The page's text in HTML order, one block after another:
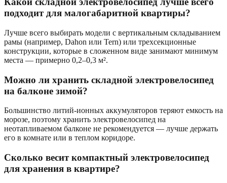
подходит для малогабаритной квартиры?
Лучше всего выбирать модели с вертикальным складыванием
рамы (например, Dahon или Tern) или трехсекционные
конструкции, которые в сложенном виде занимают минимум
места — примерно 0,2–0,3 м².
Можно ли хранить складной электровелосипед
на балконе зимой?
Большинство литий-ионных аккумуляторов теряют емкость на
морозе, поэтому хранить электровелосипед на
неотапливаемом балконе не рекомендуется — лучше держать
его в комнате или в теплом коридоре.
Сколько весит компактный электровелосипед
для хранения в квартире?